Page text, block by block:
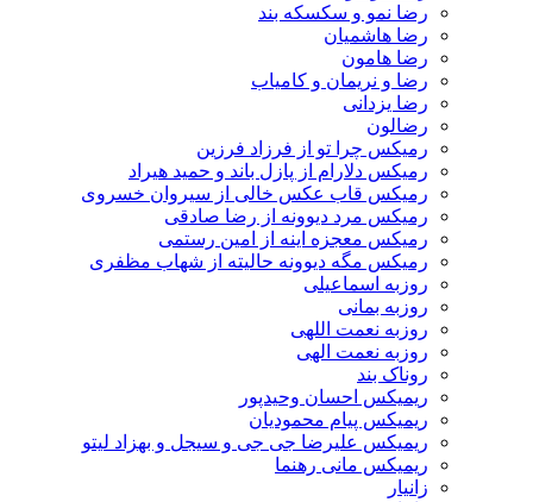
رضا نمو و سکسکه بند
رضا هاشمیان
رضا هامون
رضا و نریمان و کامیاب
رضا یزدانی
رضالون
رمیکس چرا تو از فرزاد فرزین
رمیکس دلارام از پازل باند و حمید هیراد
رمیکس قاب عکس خالی از سیروان خسروی
رمیکس مرد دیوونه از رضا صادقی
رمیکس معجزه اینه از امین رستمی
رمیکس مگه دیوونه حالیته از شهاب مظفری
روزبه اسماعیلی
روزبه بمانی
روزبه نعمت اللهی
روزبه نعمت الهی
روناک بند
ریمیکس احسان وحیدپور
ریمیکس پیام محمودیان
ریمیکس علیرضا جی جی و سیجل و بهزاد لیتو
ریمیکس مانی رهنما
زانیار